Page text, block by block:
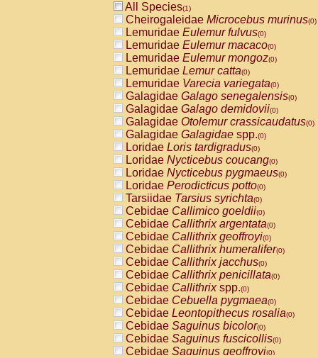
All Species(1)
Cheirogaleidae Microcebus murinus(0)
Lemuridae Eulemur fulvus(0)
Lemuridae Eulemur macaco(0)
Lemuridae Eulemur mongoz(0)
Lemuridae Lemur catta(0)
Lemuridae Varecia variegata(0)
Galagidae Galago senegalensis(0)
Galagidae Galago demidovii(0)
Galagidae Otolemur crassicaudatus(0)
Galagidae Galagidae spp.(0)
Loridae Loris tardigradus(0)
Loridae Nycticebus coucang(0)
Loridae Nycticebus pygmaeus(0)
Loridae Perodicticus potto(0)
Tarsiidae Tarsius syrichta(0)
Cebidae Callimico goeldii(0)
Cebidae Callithrix argentata(0)
Cebidae Callithrix geoffroyi(0)
Cebidae Callithrix humeralifer(0)
Cebidae Callithrix jacchus(0)
Cebidae Callithrix penicillata(0)
Cebidae Callithrixspp.(0)
Cebidae Cebuella pygmaea(0)
Cebidae Leontopithecus rosalia(0)
Cebidae Saguinus bicolor(0)
Cebidae Saguinus fuscicollis(0)
Cebidae Saguinus geoffroyi(0)